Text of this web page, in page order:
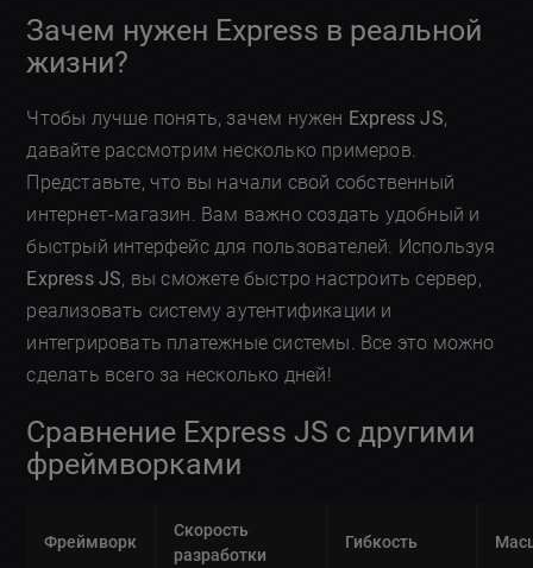
Зачем нужен Express в реальной
жизни?
Чтобы лучше понять, зачем нужен Express JS,
давайте рассмотрим несколько примеров.
Представьте, что вы начали свой собственный
интернет-магазин. Вам важно создать удобный и
быстрый интерфейс для пользователей. Используя
Express JS, вы сможете быстро настроить сервер,
реализовать систему аутентификации и
интегрировать платежные системы. Все это можно
сделать всего за несколько дней!
Сравнение Express JS с другими
фреймворками
Фреймворк
Скорость
разработки
Гибкость